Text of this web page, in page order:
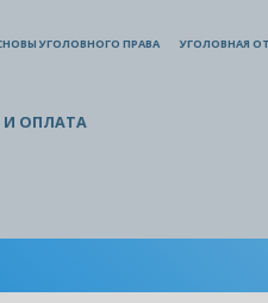
УГОЛОВНОГО ПРАВА УГОЛОВНАЯ
И ОПЛАТА